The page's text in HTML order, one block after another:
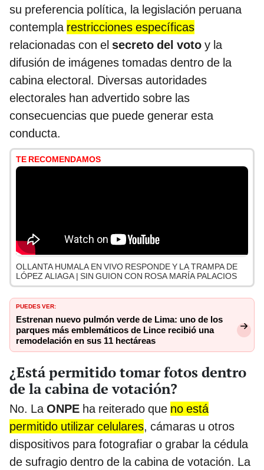
su preferencia política, la legislación peruana
contempla restricciones específicas
relacionadas con el secreto del voto y la
difusión de imágenes tomadas dentro de la
cabina electoral. Diversas autoridades
electorales han advertido sobre las
consecuencias que puede generar esta
conducta.
TE RECOMENDAMOS
OLLANTA HUMALA EN VIVO RESPONDE Y LA TRAMPA DE
LÓPEZ ALIAGA | SIN GUION CON ROSA MARÍA PALACIOS
PUEDES VER:
Estrenan nuevo pulmón verde de Lima: uno de los
parques más emblemáticos de Lince recibió una
remodelación en sus 11 hectáreas
¿Está permitido tomar fotos dentro
de la cabina de votación?
No. LaONPE ha reiterado que no está
permitido utilizar celulares, cámaras u otros
dispositivos para fotografiar o grabar la cédula
de sufragio dentro de la cabina de votación. La